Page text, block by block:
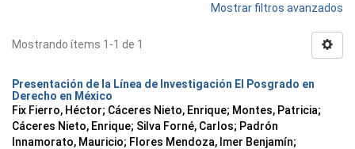
Mostrar filtros avanzados
Mostrando ítems 1-1 de 1
Presentación de la Línea de Investigación El Posgrado en
Derecho en México
Fix Fierro, Héctor; Cáceres Nieto, Enrique; Montes, Patricia;
Cáceres Nieto, Enrique; Silva Forné, Carlos; Padrón
Innamorato, Mauricio; Flores Mendoza, Imer Benjamín;